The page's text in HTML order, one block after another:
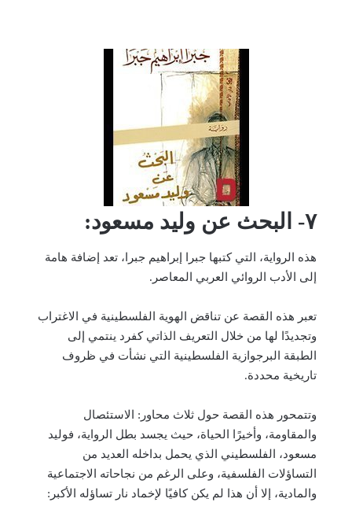
٧- البحث عن وليد مسعود:
هذه الرواية، التي كتبها جبرا إبراهيم جبرا، تعد إضافة هامة
إلى الأدب الروائي العربي المعاصر.
تعبر هذه القصة عن تناقض الهوية الفلسطينية في الاغتراب
وتجديدًا لها من خلال التعريف الذاتي كفرد ينتمي إلى
الطبقة البرجوازية الفلسطينية التي نشأت في ظروف
تاريخية محددة.
وتتمحور هذه القصة حول ثلاث محاور: الاستئصال
والمقاومة، وأخيرًا الحياة، حيث يجسد بطل الرواية، فوليد
مسعود، الفلسطيني الذي يحمل بداخله العديد من
التساؤلات الفلسفية، وعلى الرغم من نجاحاته الاجتماعية
والمادية، إلا أن هذا لم يكن كافيًا لإخماد نار تساؤله الأكبر: